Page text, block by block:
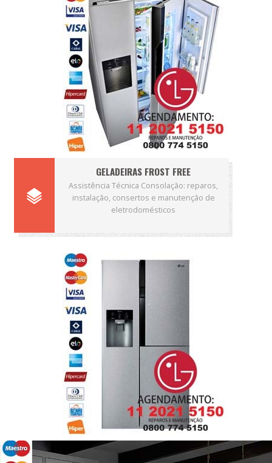
GELADEIRAS FROST FREE
Assistência Técnica Consolação: reparos,
instalação, consertos e manutenção de
eletrodomésticos